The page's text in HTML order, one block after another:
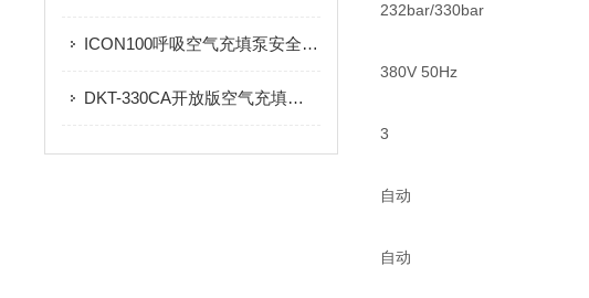
ICON100呼吸空气充填泵安全操作与气瓶连接规范
DKT-330CA开放版空气充填泵操作使用注意事项
232bar/330bar
380V 50Hz
3
自动
自动